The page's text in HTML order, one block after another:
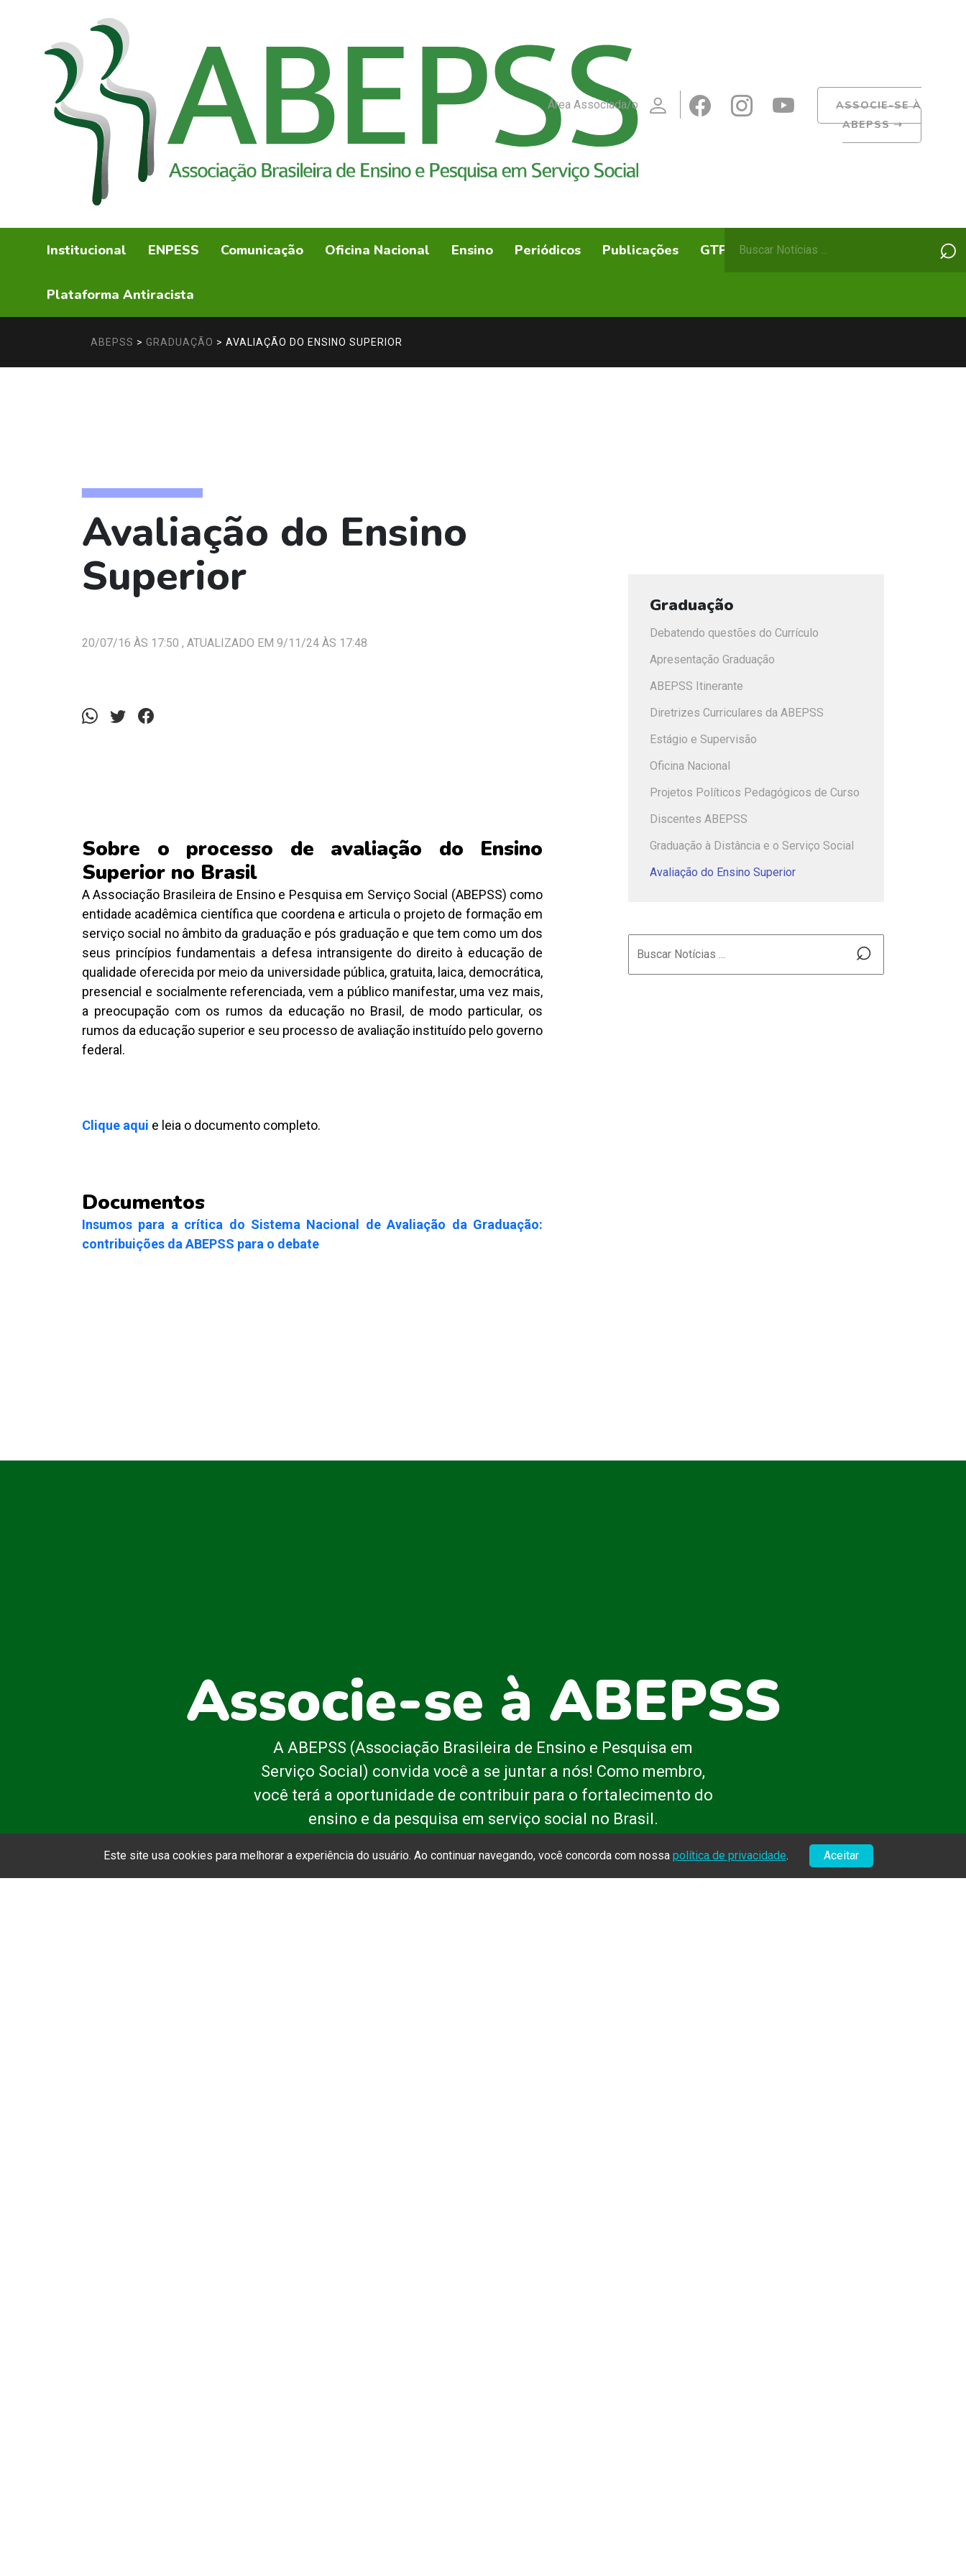
Área Associada/o
ASSOCIE-SE À
ABEPSS➝
Institucional ENPESS Comunicação Oficina Nacional Ensino Periódicos Publicações GTPs ABEPSS Itinerante
Plataforma Antiracista
por:
⌕
ABEPSS > GRADUAÇÃO > AVALIAÇÃO DO ENSINO SUPERIOR
▅▅▅▅▅▅▅▅▅▅▅▅
Avaliação do Ensino
Superior
20/07/16 ÀS 17:50 , ATUALIZADO EM 9/11/24 ÀS 17:48
Sobre o processo de avaliação do Ensino
Superior no Brasil
A Associação Brasileira de Ensino e Pesquisa em Serviço Social (ABEPSS) como
entidade acadêmica científica que coordena e articula o projeto de formação em
serviço social no âmbito da graduação e pós graduação e que tem como um dos
seus princípios fundamentais a defesa intransigente do direito à educação de
qualidade oferecida por meio da universidade pública, gratuita, laica, democrática,
presencial e socialmente referenciada, vem a público manifestar, uma vez mais,
a preocupação com os rumos da educação no Brasil, de modo particular, os
rumos da educação superior e seu processo de avaliação instituído pelo governo
federal.
Clique aqui e leia o documento completo.
Documentos
Insumos para a crítica do Sistema Nacional de Avaliação da Graduação:
contribuições da ABEPSS para o debate
Graduação
Debatendo questões do Currículo
Apresentação Graduação
ABEPSS Itinerante
Diretrizes Curriculares da ABEPSS
Estágio e Supervisão
Oficina Nacional
Projetos Políticos Pedagógicos de Curso
Discentes ABEPSS
Graduação à Distância e o Serviço Social
Avaliação do Ensino Superior
por:
⌕
Associe-se à ABEPSS
A ABEPSS (Associação Brasileira de Ensino e Pesquisa em
Serviço Social) convida você a se juntar a nós! Como membro,
você terá a oportunidade de contribuir para o fortalecimento do
ensino e da pesquisa em serviço social no Brasil.
Este site usa cookies para melhorar a experiência do usuário. Ao continuar navegando, você concorda com nossa política de privacidade. Aceitar